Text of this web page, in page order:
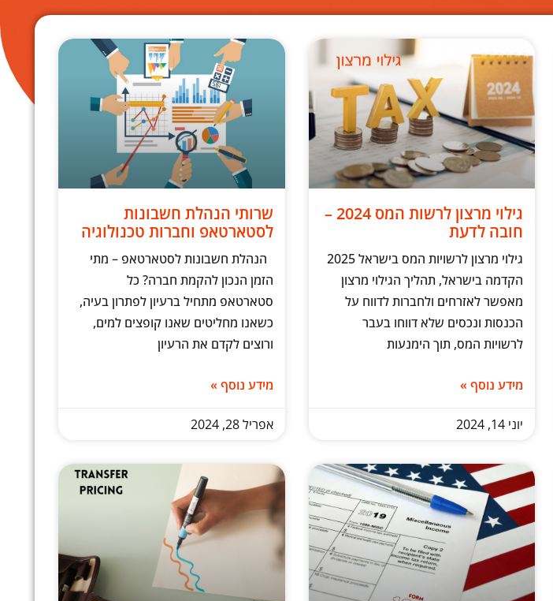
גילוי מרצון לרשות המס 2024 –
חובה לדעת
גילוי מרצון לרשויות המס בישראל 2025
הקדמה בישראל, תהליך הגילוי מרצון
מאפשר לאזרחים ולחברות לדווח על
הכנסות ונכסים שלא דווחו בעבר
לרשויות המס, תוך הימנעות
מידע נוסף »
יוני 14, 2024
שרותי הנהלת חשבונות
לסטארטאפ וחברות טכנולוגיה
הנהלת חשבונות לסטארטאפ – מתי
הזמן הנכון להקמת חברה? כל
סטארטאפ מתחיל ברעיון לפתרון בעיה,
כשאנו מחליטים שאנו קופצים למים,
ורוצים לקדם את הרעיון
מידע נוסף »
אפריל 28, 2024